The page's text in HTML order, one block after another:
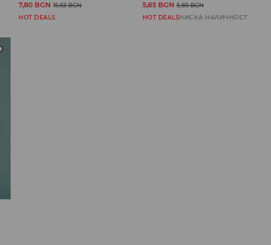
7,80 BGN 15,63 BGN
HOT DEALS
5,65 BGN 5,85 BGN
HOT DEALSНИСКА НАЛИЧНОСТ